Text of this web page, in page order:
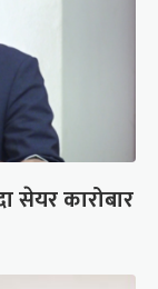
सेयर कारोबार